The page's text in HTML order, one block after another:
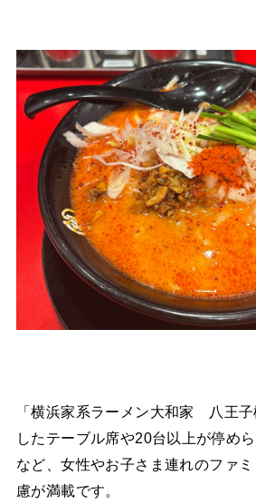
「横浜家系ラーメン大和家 八王
したテーブル席や20台以上が停め
など、女性やお子さま連れのファ
慮が満載です。